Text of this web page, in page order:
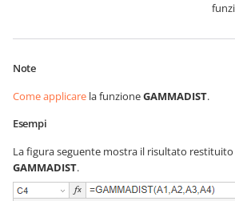
Note
Come applicare la funzioneGAMMADIST.
Esempi
La figura seguente mostra il risultato
GAMMADIST.